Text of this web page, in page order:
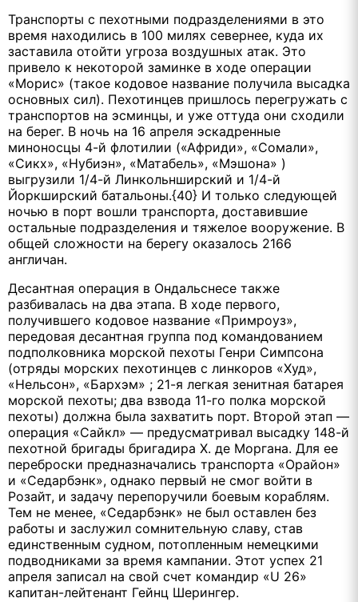
Транспорты с пехотными подразделениями в это
время находились в 100 милях севернее, куда их
заставила отойти угроза воздушных атак. Это
привело к некоторой заминке в ходе операции
«Морис» (такое кодовое название получила высадка
основных сил). Пехотинцев пришлось перегружать с
транспортов на эсминцы, и уже оттуда они сходили
на берег. В ночь на 16 апреля эскадренные
миноносцы 4-й флотилии («Африди», «Сомали»,
«Сикх», «Нубиэн», «Матабель», «Мэшона» )
выгрузили 1/4-й Линкольнширский и 1/4-й
Йоркширский батальоны.{40} И только следующей
ночью в порт вошли транспорта, доставившие
остальные подразделения и тяжелое вооружение. В
общей сложности на берегу оказалось 2166
англичан.
Десантная операция в Ондальснесе также
разбивалась на два этапа. В ходе первого,
получившего кодовое название «Примроуз»,
передовая десантная группа под командованием
подполковника морской пехоты Генри Симпсона
(отряды морских пехотинцев с линкоров «Худ»,
«Нельсон», «Бархэм» ; 21-я легкая зенитная батарея
морской пехоты; два взвода 11-го полка морской
пехоты) должна была захватить порт. Второй этап —
операция «Сайкл» — предусматривал высадку 148-й
пехотной бригады бригадира Х. де Моргана. Для ее
переброски предназначались транспорта «Орайон»
и «Седарбэнк», однако первый не смог войти в
Розайт, и задачу перепоручили боевым кораблям.
Тем не менее, «Седарбэнк» не был оставлен без
работы и заслужил сомнительную славу, став
единственным судном, потопленным немецкими
подводниками за время кампании. Этот успех 21
апреля записал на свой счет командир «U 26»
капитан-лейтенант Гейнц Шерингер.